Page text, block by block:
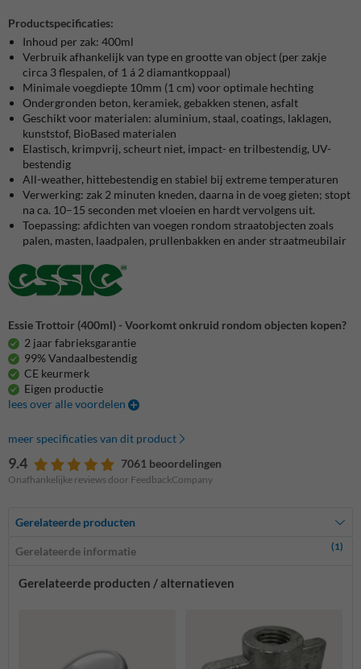
Productspecificaties:
Inhoud per zak: 400ml
Verbruik afhankelijk van type en grootte van object (per zakje
circa 3 flespalen, of 1 á 2 diamantkoppaal)
Minimale voegdiepte 10mm (1 cm) voor optimale hechting
Ondergronden beton, keramiek, gebakken stenen, asfalt
Geschikt voor materialen: aluminium, staal, coatings, laklagen,
kunststof, BioBased materialen
Elastisch, krimpvrij, scheurt niet, impact- en trilbestendig, UV-
bestendig
All-weather, hittebestendig en stabiel bij extreme temperaturen
Verwerking: zak 2 minuten kneden, daarna in de voeg gieten; stopt
na ca. 10–15 seconden met vloeien en hardt vervolgens uit.
Toepassing: afdichten van voegen rondom straatobjecten zoals
palen, masten, laadpalen, prullenbakken en ander straatmeubilair
Essie Trottoir (400ml) - Voorkomt onkruid rondom objecten kopen?
2 jaar fabrieksgarantie
99% Vandaalbestendig
CE keurmerk
Eigen productie
lees over alle voordelen
meer specificaties van dit product
9.4 7061 beoordelingen
Onafhankelijke reviews door FeedbackCompany
Gerelateerde producten
Gerelateerde informatie (1)
Gerelateerde producten / alternatieven